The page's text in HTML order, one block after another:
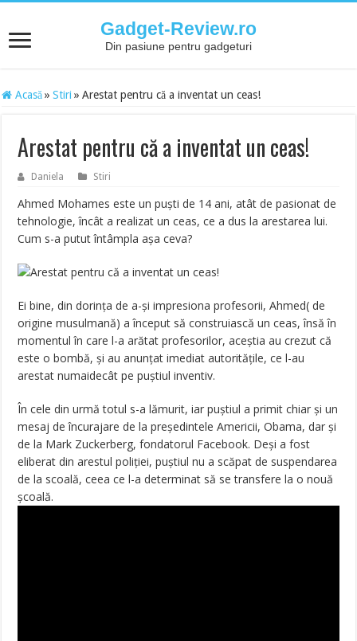
Gadget-Review.ro
Din pasiune pentru gadgeturi
Acasă » Stiri » Arestat pentru că a inventat un ceas!
Arestat pentru că a inventat un ceas!
Daniela Stiri
Ahmed Mohames este un puști de 14 ani, atât de pasionat de
tehnologie, încât a realizat un ceas, ce a dus la arestarea lui.
Cum s-a putut întâmpla așa ceva?
Ei bine, din dorința de a-și impresiona profesorii, Ahmed( de
origine musulmană) a început să construiască un ceas, însă în
momentul în care l-a arătat profesorilor, aceștia au crezut că
este o bombă, și au anunțat imediat autoritățile, ce l-au
arestat numaidecât pe puștiul inventiv.
În cele din urmă totul s-a lămurit, iar puștiul a primit chiar și un
mesaj de încurajare de la președintele Americii, Obama, dar și
de la Mark Zuckerberg, fondatorul Facebook. Deși a fost
eliberat din arestul poliției, puștiul nu a scăpat de suspendarea
de la scoală, ceea ce l-a determinat să se transfere la o nouă
școală.